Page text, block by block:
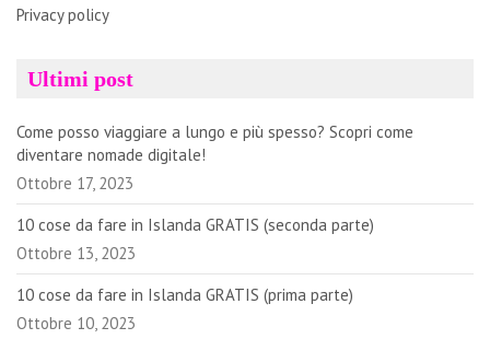
Privacy policy
Ultimi post
Come posso viaggiare a lungo e più spesso? Scopri come
diventare nomade digitale!
Ottobre 17, 2023
10 cose da fare in Islanda GRATIS (seconda parte)
Ottobre 13, 2023
10 cose da fare in Islanda GRATIS (prima parte)
Ottobre 10, 2023